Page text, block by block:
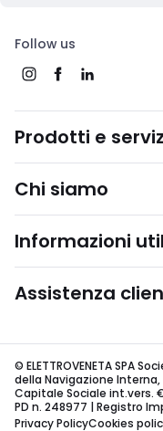
Follow us
Prodotti e
Chi siamo
Informazioni
Assistenza
© ELETTROVENETA SPA
della Navigazione Interna,
Capitale Sociale int.vers. €
PD n. 248977 | Registro
Privacy PolicyCookies